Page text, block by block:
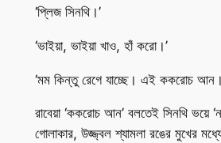
‘প্লিজ সিনথি।’
‘ভাইয়া, ভাইয়া খাও, হাঁ করো।’
‘মম কিন্তু রেগে যাচ্ছে। এই ককরোচ
রাবেয়া ‘ককরোচ আন’ বলতেই সিনথি ভয়ে
গোলাকার, উজ্জ্বল শ্যামলা রঙের মুখের